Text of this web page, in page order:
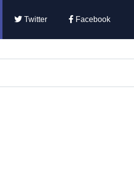
Twitter Facebook